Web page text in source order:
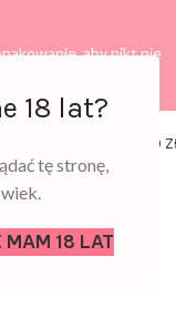
18 lat?
tę stronę,
MAM 18 LAT
aby nikt nie
0,00